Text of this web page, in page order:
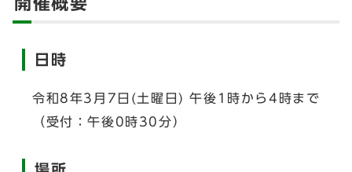
日時
令和8年3月7日(土曜日) 午後1時から4時まで
（受付：午後0時30分）